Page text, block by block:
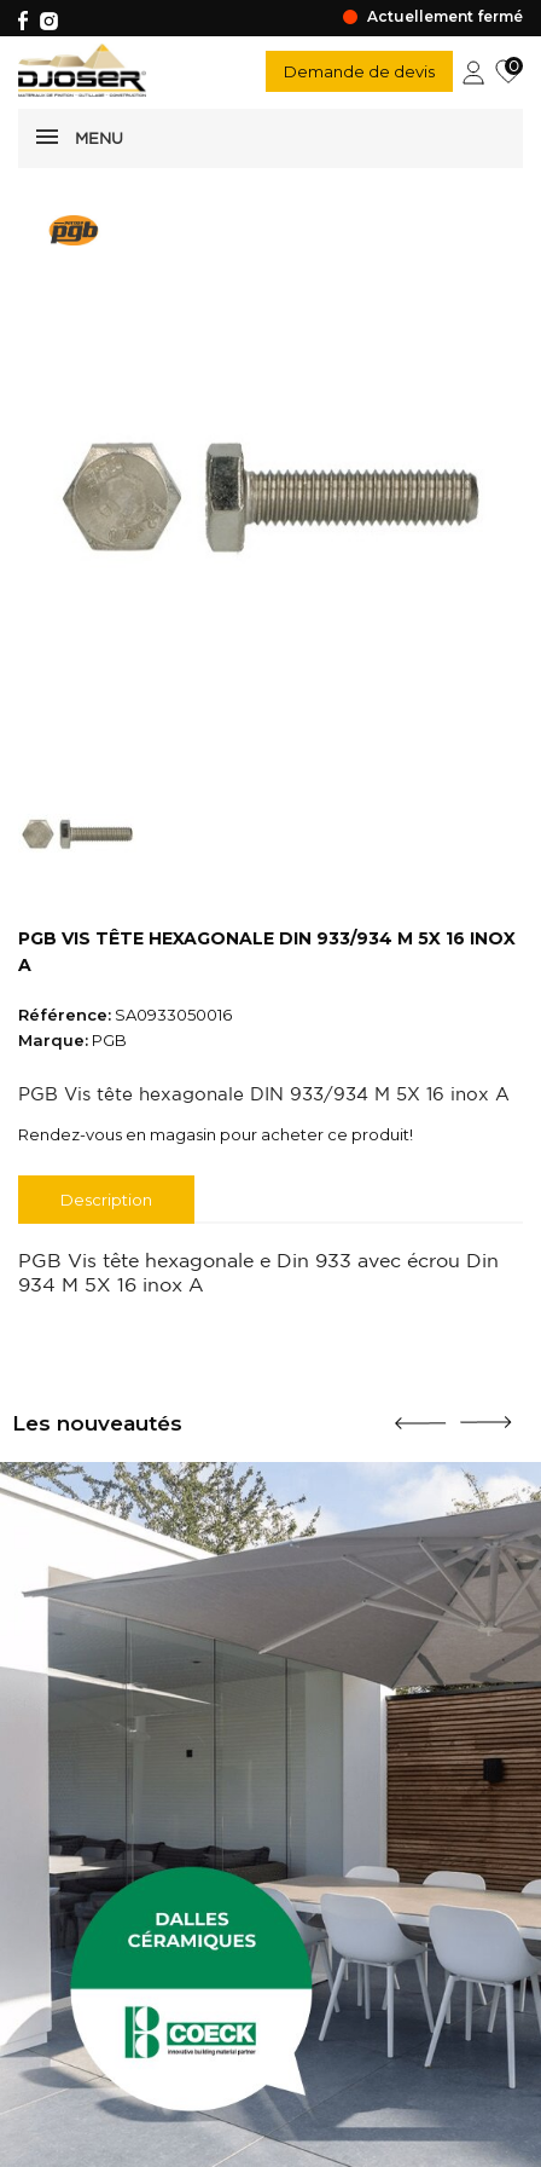
Actuellement fermé
MENU
Demande de devis 0
PGB VIS TÊTE HEXAGONALE DIN 933/934 M 5X 16 INOX
A
Référence: SA0933050016
Marque: PGB
PGB Vis tête hexagonale DIN 933/934 M 5X 16 inox A
Rendez-vous en magasin pour acheter ce produit!
Description
PGB Vis tête hexagonale e Din 933 avec écrou Din
934 M 5X 16 inox A
Les nouveautés